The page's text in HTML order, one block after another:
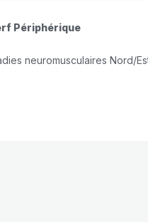
Périphérique
neuromusculaires Nord/